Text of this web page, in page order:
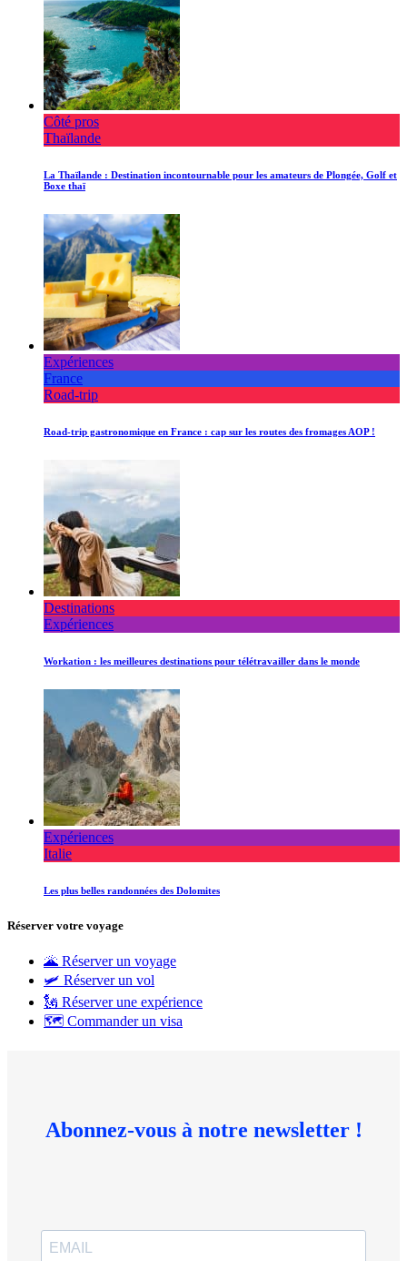
Côté pros
Thaïlande
La Thaïlande : Destination incontournable pour les amateurs de Plongée, Golf et
Boxe thaï
Expériences
France
Road-trip
Road-trip gastronomique en France : cap sur les routes des fromages AOP !
Destinations
Expériences
Workation : les meilleures destinations pour télétravailler dans le monde
Expériences
Italie
Les plus belles randonnées des Dolomites
Réserver votre voyage
🌋 Réserver un voyage
🛩 Réserver un vol
🗽 Réserver une expérience
🗺 Commander un visa
Abonnez-vous à notre newsletter !